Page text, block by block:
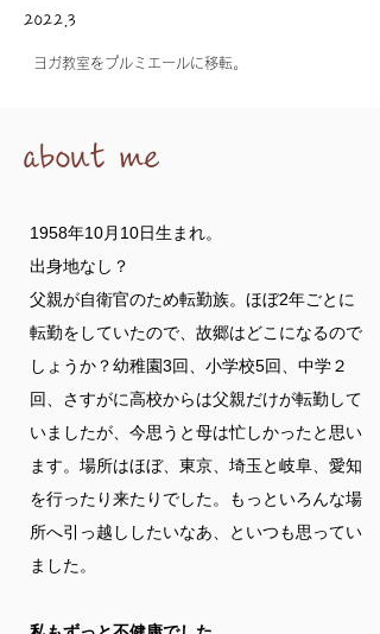
2022.3
ヨガ教室をプルミエールに移転。
about me
1958年10月10日生まれ。
​出身地なし？
父親が自衛官のため転勤族。ほぼ2年ごとに
転勤をしていたので、故郷はどこになるので
しょうか？幼稚園3回、小学校5回、中学２
回、さすがに高校からは父親だけが転勤して
いましたが、今思うと母は忙しかったと思い
ます。場所はほぼ、東京、埼玉と岐阜、愛知
を行ったり来たりでした。もっといろんな場
所へ引っ越ししたいなあ、といつも思ってい
ました。